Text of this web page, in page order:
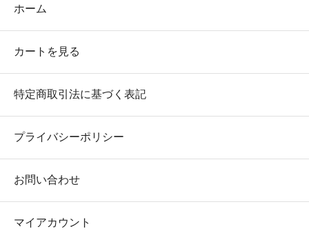
ホーム
カートを見る
特定商取引法に基づく表記
プライバシーポリシー
お問い合わせ
マイアカウント